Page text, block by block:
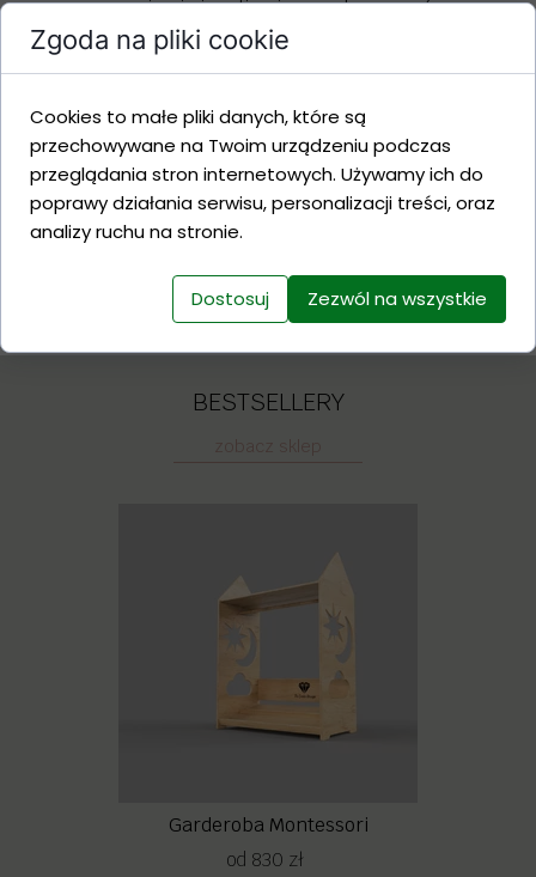
od 830 zł
Garderoba Montessori
BESTSELLERY
rogi minimalizują ryzyko urazów.
Biurko Rosnące z Dzieckiem to
doskonałe rozwiązanie dla każdego
pokoju dziecięcego!
WYMIARY:
MATERIAŁ:
Zgoda na pliki cookie
Cookies to małe pliki danych, które są
przechowywane na Twoim urządzeniu podczas
przeglądania stron internetowych. Używamy ich do
poprawy działania serwisu, personalizacji treści, oraz
analizy ruchu na stronie.
Dostosuj Zezwól na wszystkie